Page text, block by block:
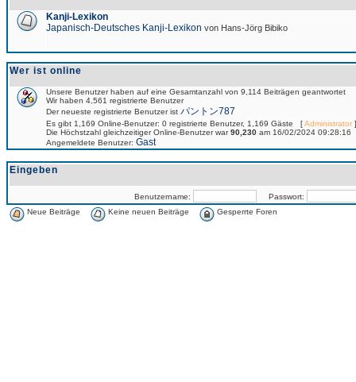
Kanji-Lexikon
Japanisch-Deutsches Kanji-Lexikon von Hans-Jörg Bibiko
Wer ist online
Unsere Benutzer haben auf eine Gesamtanzahl von 9,114 Beiträgen geantwortet
Wir haben 4,561 registrierte Benutzer
Der neueste registrierte Benutzer ist パントン787
Es gibt 1,169 Online-Benutzer: 0 registrierte Benutzer, 1,169 Gäste [Administrator
Die Höchstzahl gleichzeitiger Online-Benutzer war90,230 am 16/02/2024 09:28:16
Angemeldete Benutzer: Gast
Eingeben
Benutzername:
Passwort:
Neue Beiträge
Keine neuen Beiträge Gesperrte Foren